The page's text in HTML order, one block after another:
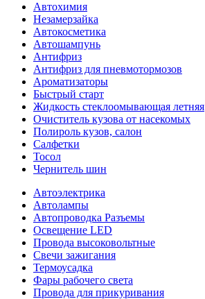
Автохимия
Незамерзайка
Автокосметика
Автошампунь
Антифриз
Антифриз для пневмотормозов
Ароматизаторы
Быстрый старт
Жидкость стеклоомывающая летняя
Очиститель кузова от насекомых
Полироль кузов, салон
Салфетки
Тосол
Чернитель шин
Автоэлектрика
Автолампы
Автопроводка Разъемы
Освещение LED
Провода высоковольтные
Свечи зажигания
Термоусадка
Фары рабочего света
Провода для прикуривания